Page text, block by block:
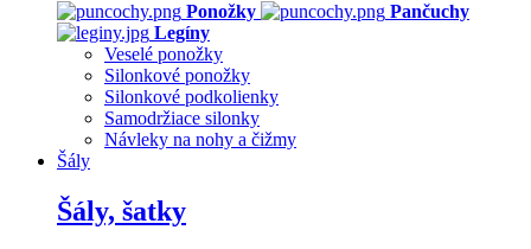
Ponožky
Pančuchy
Legíny
Veselé ponožky
Silonkové ponožky
Silonkové podkolienky
Samodržiace silonky
Návleky na nohy a čižmy
Šály
Šály, šatky